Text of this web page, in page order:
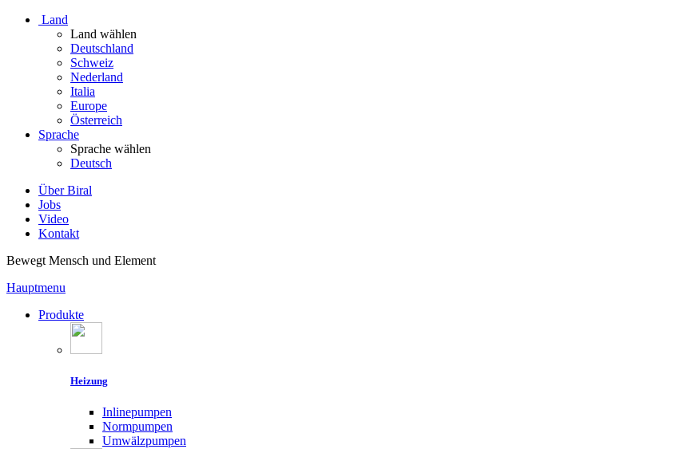
Land
Land wählen
Deutschland
Schweiz
Nederland
Italia
Europe
Österreich
Sprache
Sprache wählen
Deutsch
Über Biral
Jobs
Video
Kontakt
Bewegt Mensch und Element
Hauptmenu
Produkte
Heizung
Inlinepumpen
Normpumpen
Umwälzpumpen